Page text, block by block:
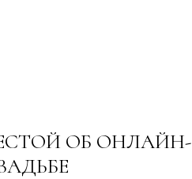
ОБ ОНЛАЙН-